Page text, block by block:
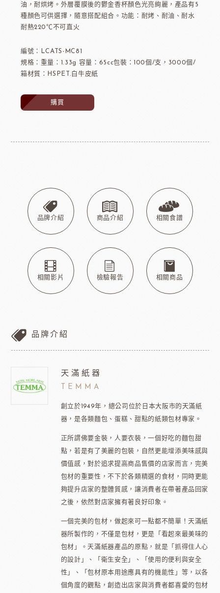
油，耐烘烤。外層覆膜後的鬱金香杯顏色光亮絢麗，產品有5
種顏色可供選擇，隨意搭配組合。功能：耐烤、耐油、耐水
耐熱220℃不可直火
編號：LCATS-MC81
規格：重量：1.33g 容量：65cc包裝：100個/支，3000個/
箱材質：HSPET.白牛皮紙
購買
品牌介紹 商品介紹 相關食譜
相關影片 檢驗報告 相關商品
品牌介紹
天滿紙器
TEMMA
創立於1949年，總公司位於日本大阪市的天滿紙
器，是各類麵包、蛋糕、甜點的紙類包材專家。
正所謂佛要金裝，人要衣裝，一個好吃的麵包甜
點，若是有了美麗的包裝，自然更能增添美味感與
價值感，對於追求提高商品售價的店家而言，完美
包材的重要性，不下於各類精選的食材，同時更能
夠提升店家的整體質感，讓消費者在帶著產品回家
之後，依然對店家擁有著良好印象。
一個完美的包材，做起來可一點都不簡單！天滿紙
器所製作的，不僅是包材，更是「看起來最美味的
包材」。天滿紙器產品的原點，就是「抓得住人心
的設計」、「衛生安全」、「使用的便利與安全
性」、「包材原本用途應具有的機能性」等，以各
個角度的觀點，創造出店家與消費者都喜愛的包材